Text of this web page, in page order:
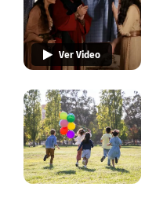
Ver Video